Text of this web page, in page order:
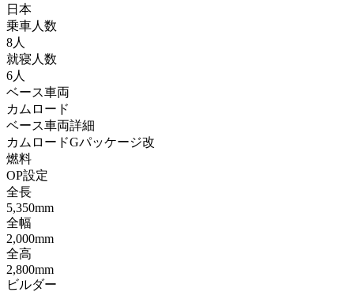
日本
乗車人数
8人
就寝人数
6人
ベース車両
カムロード
ベース車両詳細
カムロードGパッケージ改
燃料
OP設定
全長
5,350mm
全幅
2,000mm
全高
2,800mm
ビルダー